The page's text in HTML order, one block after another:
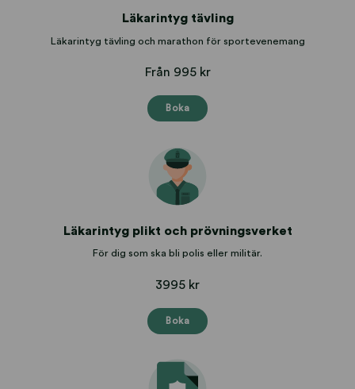
Läkarintyg tävling
Läkarintyg tävling och marathon för sportevenemang
Från 995 kr
Boka
Läkarintyg plikt och prövningsverket
För dig som ska bli polis eller militär.
3995 kr
Boka